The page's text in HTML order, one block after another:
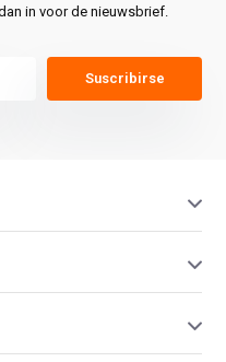
in voor de nieuwsbrief.
Suscribirse